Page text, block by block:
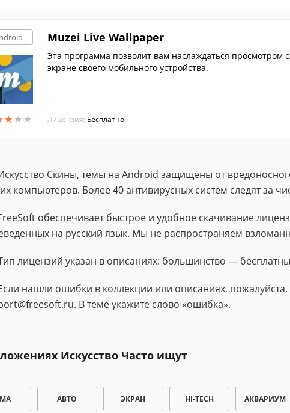
★ ★ ★
★ ★ ★
Muzei Live Wallpaper
Эта программа позволит вам наслаждаться просмотром
экране своего мобильного устройства.
Лицензия: Бесплатно
Скины, темы на Android защищены от
компьютеров. Более 40 антивирусных систем следят за
обеспечивает быстрое и удобное скачивание
на русский язык. Мы не распространяем
лицензий указан в описаниях: большинство —
нашли ошибки в коллекции или описаниях,
В теме укажите слово «ошибка».
Искусство Часто ищут
АВТО ЭКРАН HI-TECH АКВАРИУМ